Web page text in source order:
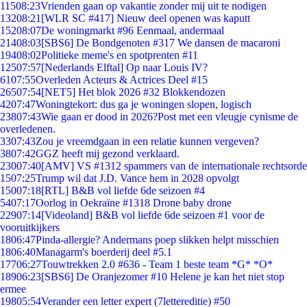
11508:23Vrienden gaan op vakantie zonder mij uit te nodigen
13208:21 [WLR SC #417] Nieuw deel openen was kaputt
15208:07De woningmarkt #96 Eenmaal, andermaal
21408:03[SBS6] De Bondgenoten #317 We dansen de macaroni
19408:02Politieke meme's en spotprenten #11
12507:57[Nederlands Elftal] Op naar Louis IV?
6107:55Overleden Acteurs & Actrices Deel #15
26507:54[NET5] Het blok 2026 #32 Blokkendozen
4207:47Woningtekort: dus ga je woningen slopen, logisch
23807:43Wie gaan er dood in 2026?Post met een vleugje cynisme de
overledenen.
3307:43Zou je vreemdgaan in een relatie kunnen vergeven?
3807:42GGZ heeft mij gezond verklaard.
23007:40[AMV] VS #1312 spammers van de internationale rechtsorde
1507:25Trump wil dat J.D. Vance hem in 2028 opvolgt
15007:18[RTL] B&B vol liefde 6de seizoen #4
5407:17Oorlog in Oekraïne #1318 Drone baby drone
22907:14[Videoland] B&B vol liefde 6de seizoen #1 voor de
vooruitkijkers
1806:47Pinda-allergie? Andermans poep slikken helpt misschien
1806:40Managarm's boerderij deel #5.1
17706:27Touwtrekken 2.0 #636 - Team 1 beste team *G* *O*
18906:23[SBS6] De Oranjezomer #10 Helene je kan het niet stop
ermee
19805:54Verander een letter expert (7lettereditie) #50